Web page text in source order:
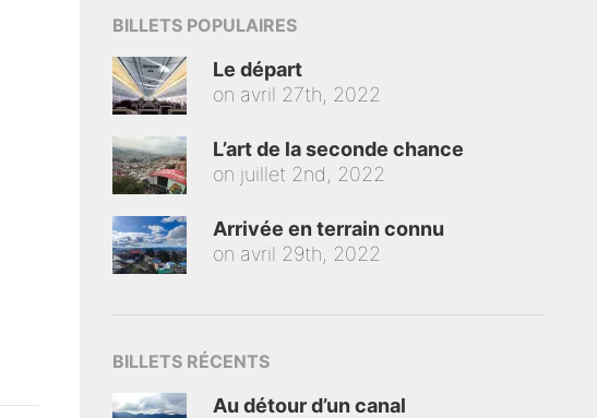
BILLETS POPULAIRES
Le départ
on avril 27th, 2022
L’art de la seconde chance
on juillet 2nd, 2022
Arrivée en terrain connu
on avril 29th, 2022
BILLETS RÉCENTS
Au détour d’un canal